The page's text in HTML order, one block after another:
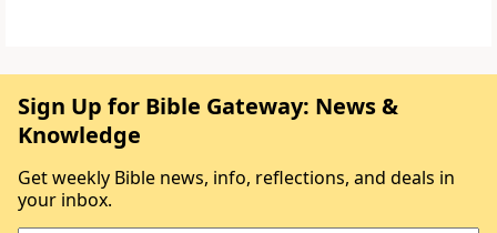
Sign Up for Bible Gateway: News &
Knowledge
Get weekly Bible news, info, reflections, and deals in
your inbox.